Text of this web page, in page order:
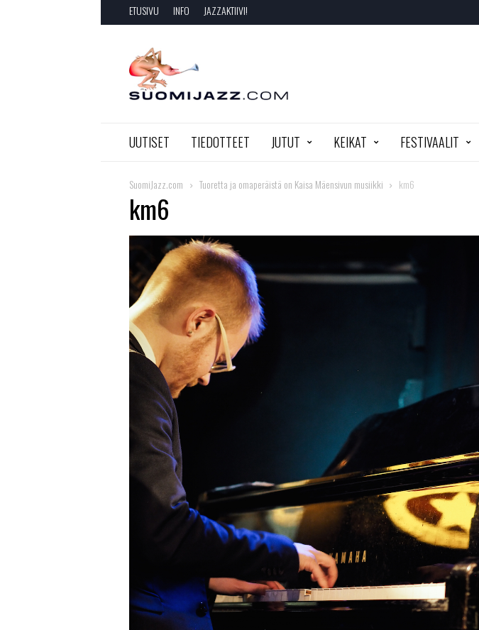
ETUSIVU INFO JAZZAKTIIVI!
SuomiJazz.com
UUTISET TIEDOTTEET JUTUT KEIKAT FESTIVAALIT
SuomiJazz.com Tuoretta ja omaperäistä on Kaisa Mäensivun musiikki km6
km6